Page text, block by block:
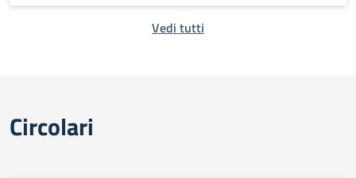
Vedi tutti
Circolari